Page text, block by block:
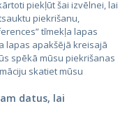
piekļūt šai izvēlnei, lai
piekrišanu,
tīmekļa lapas
lapas apakšējā kreisajā
spēkā mūsu piekrišanas
skatiet mūsu
datus, lai